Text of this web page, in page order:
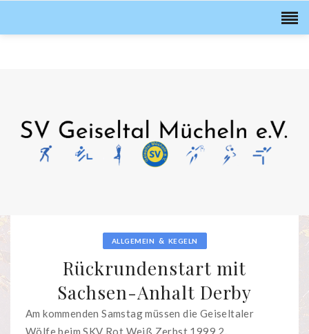
ALLGEMEIN & KEGELN
Rückrundenstart mit
Sachsen-Anhalt Derby
Am kommenden Samstag müssen die Geiseltaler
Wölfe beim SKV Rot Weiß Zerbst 1999 2.